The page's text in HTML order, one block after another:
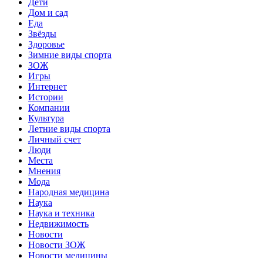
Дом и сад
Еда
Звёзды
Здоровье
Зимние виды спорта
ЗОЖ
Игры
Интернет
Истории
Компании
Культура
Летние виды спорта
Личный счет
Люди
Места
Мнения
Мода
Народная медицина
Наука
Наука и техника
Недвижимость
Новости
Новости ЗОЖ
Новости медицины